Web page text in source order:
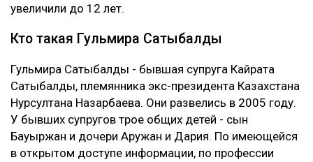
увеличили до 12 лет.
Кто такая Гульмира Сатыбалды
Гульмира Сатыбалды - бывшая супруга Кайрата
Сатыбалды, племянника экс-президента Казахстана
Нурсултана Назарбаева. Они развелись в 2005 году.
У бывших супругов трое общих детей - сын
Бауыржан и дочери Аружан и Дария. По имеющейся
в открытом доступе информации, по профессии